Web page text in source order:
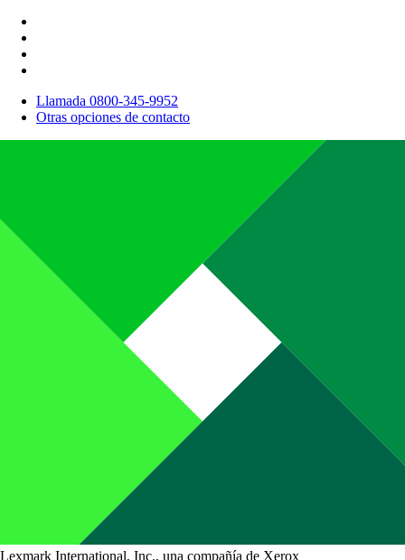
Llamada 0800-345-9952
Otras opciones de contacto
Lexmark International, Inc., una compañía de Xerox